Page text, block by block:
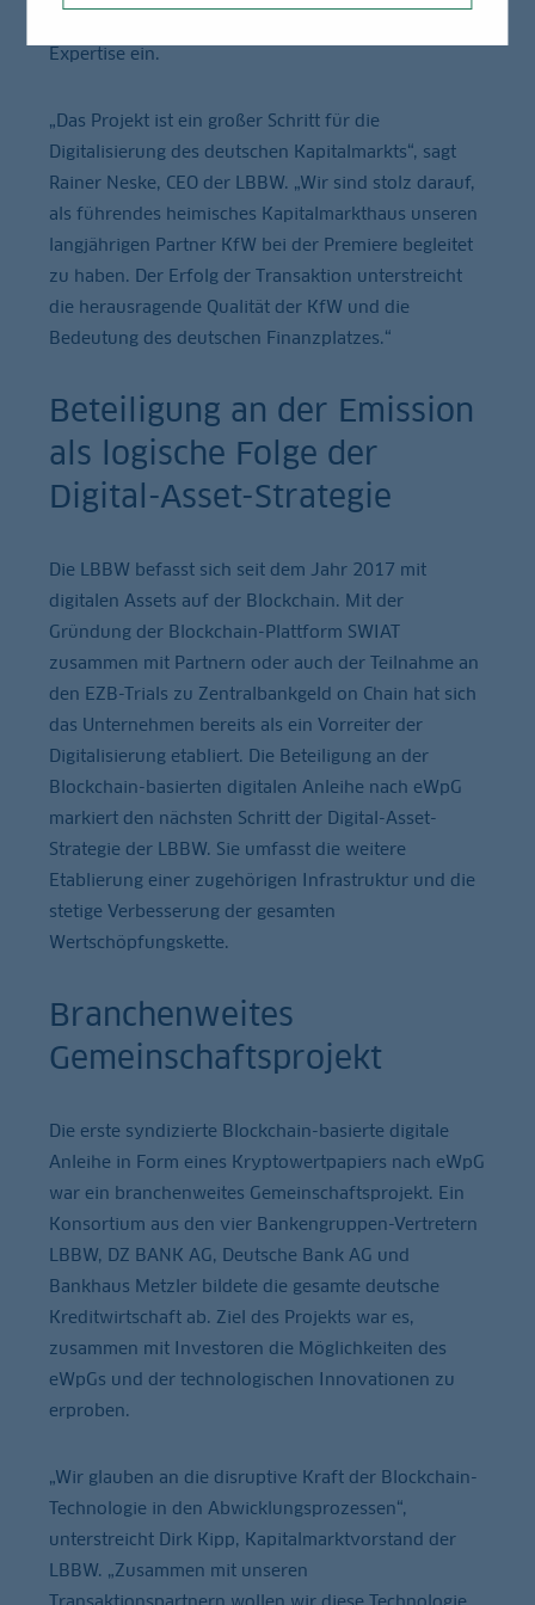
Expertise ein.
„Das Projekt ist ein großer Schritt für die
Digitalisierung des deutschen Kapitalmarkts“, sagt
Rainer Neske, CEO der LBBW. „Wir sind stolz darauf,
als führendes heimisches Kapitalmarkthaus unseren
langjährigen Partner KfW bei der Premiere begleitet
zu haben. Der Erfolg der Transaktion unterstreicht
die herausragende Qualität der KfW und die
Bedeutung des deutschen Finanzplatzes.“
Beteiligung an der Emission
als logische Folge der
Digital-Asset-Strategie
Die LBBW befasst sich seit dem Jahr 2017 mit
digitalen Assets auf der Blockchain. Mit der
Gründung der Blockchain-Plattform SWIAT
zusammen mit Partnern oder auch der Teilnahme an
den EZB-Trials zu Zentralbankgeld on Chain hat sich
das Unternehmen bereits als ein Vorreiter der
Digitalisierung etabliert. Die Beteiligung an der
Blockchain-basierten digitalen Anleihe nach eWpG
markiert den nächsten Schritt der Digital-Asset-
Strategie der LBBW. Sie umfasst die weitere
Etablierung einer zugehörigen Infrastruktur und die
stetige Verbesserung der gesamten
Wertschöpfungskette.
Branchenweites
Gemeinschaftsprojekt
Die erste syndizierte Blockchain-basierte digitale
Anleihe in Form eines Kryptowertpapiers nach eWpG
war ein branchenweites Gemeinschaftsprojekt. Ein
Konsortium aus den vier Bankengruppen-Vertretern
LBBW, DZ BANK AG, Deutsche Bank AG und
Bankhaus Metzler bildete die gesamte deutsche
Kreditwirtschaft ab. Ziel des Projekts war es,
zusammen mit Investoren die Möglichkeiten des
eWpGs und der technologischen Innovationen zu
erproben.
„Wir glauben an die disruptive Kraft der Blockchain-
Technologie in den Abwicklungsprozessen“,
unterstreicht Dirk Kipp, Kapitalmarktvorstand der
LBBW. „Zusammen mit unseren
Transaktionspartnern wollen wir diese Technologie